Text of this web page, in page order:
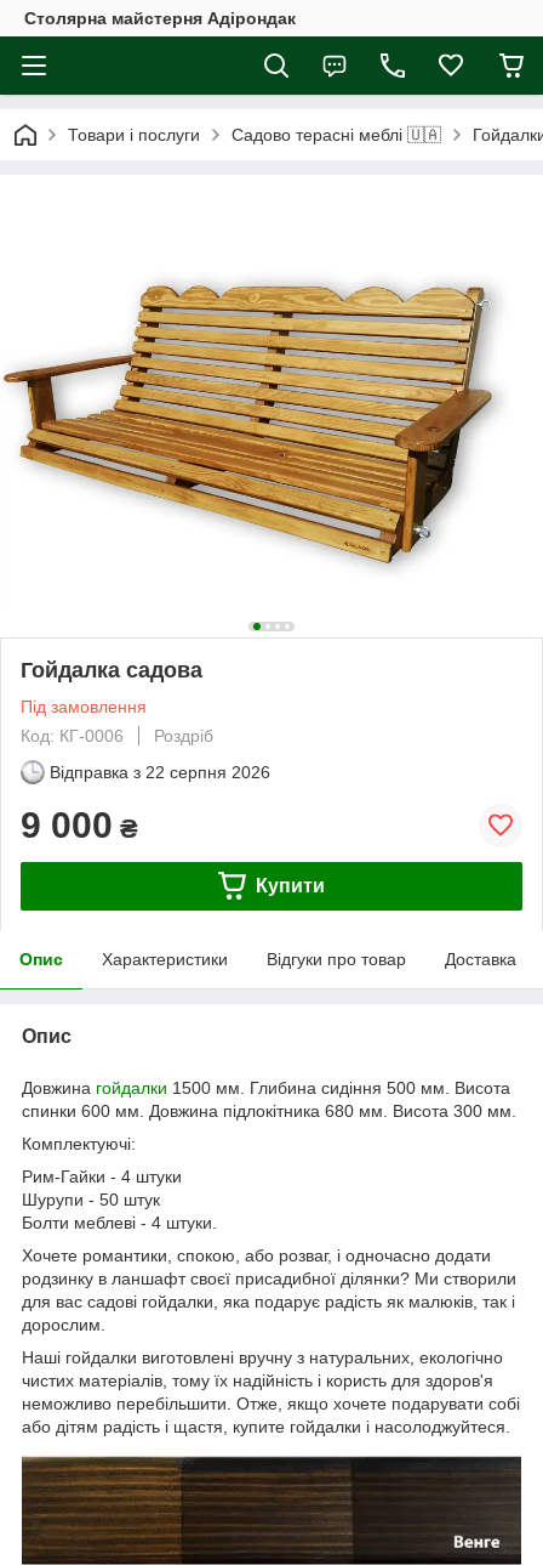
Столярна майстерня Адірондак
Товари і послуги Садово терасні меблі 🇺🇦
Гойдалка садова
Під замовлення
Код: КГ-0006
Роздріб
Відправка з 22 серпня 2026
9 000 ₴
Купити
Опис Характеристики Відгуки про товар Доставка
Опис
Довжина гойдалки 1500 мм. Глибина сидіння 500 мм. Висота
спинки 600 мм. Довжина підлокітника 680 мм. Висота 300 мм.
Комплектуючі:
Рим-Гайки - 4 штуки
Шурупи - 50 штук
Болти меблеві - 4 штуки.
Хочете романтики, спокою, або розваг, і одночасно додати
родзинку в ланшафт своєї присадибної ділянки? Ми створили
для вас садові гойдалки, яка подарує радість як малюків, так і
дорослим.
Наші гойдалки виготовлені вручну з натуральних, екологічно
чистих матеріалів, тому їх надійність і користь для здоров'я
неможливо перебільшити. Отже, якщо хочете подарувати собі
або дітям радість і щастя, купите гойдалки і насолоджуйтеся.